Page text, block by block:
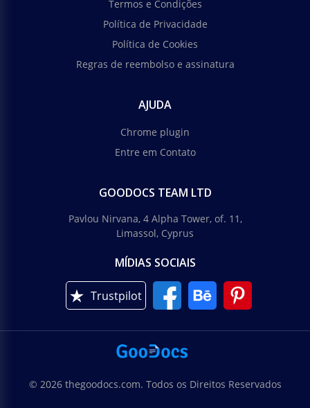
Termos e Condições
Política de Privacidade
Política de Cookies
Regras de reembolso e assinatura
AJUDA
Chrome plugin
Entre em Contato
GOODOCS TEAM LTD
Pavlou Nirvana, 4 Alpha Tower, of. 11,
Limassol, Cyprus
MÍDIAS SOCIAIS
Trustpilot
© 2026 thegoodocs.com. Todos os Direitos Reservados